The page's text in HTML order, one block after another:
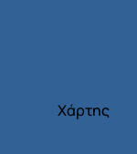
Χάρτης